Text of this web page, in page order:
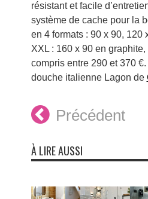
résistant et facile
système de cache pour la
en 4 formats : 90 x 90, 120
XXL : 160 x 90 en
compris entre 290 et 370
douche italienne Lagon de
Précédent
À LIRE AUSSI